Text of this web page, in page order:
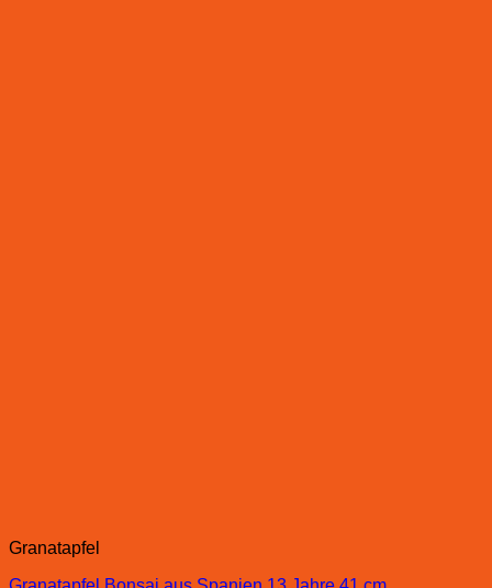
Granatapfel